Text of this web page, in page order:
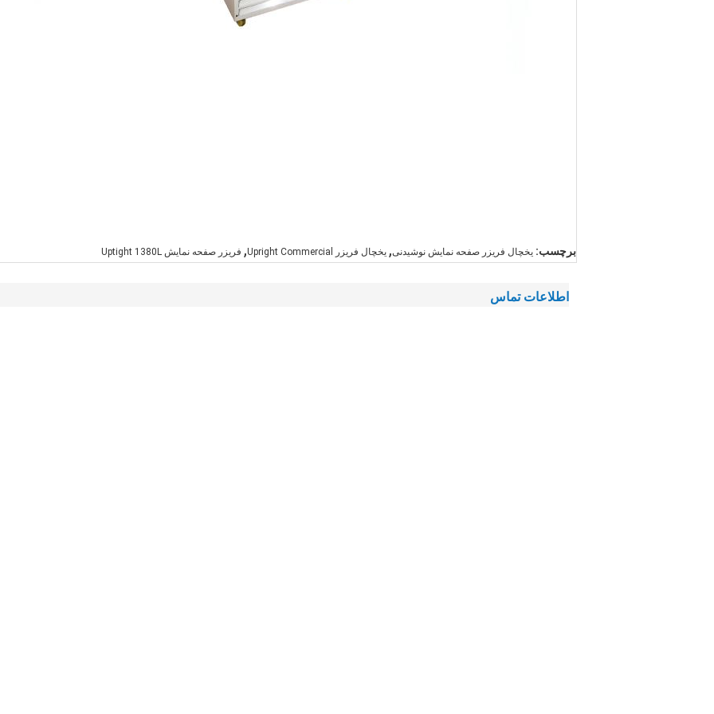
برچسب: یخچال فریزر صفحه نمایش نوشیدنی, یخچال فریزر Upright Commercial , فریزر صفحه نمایش Uptight 1380L
اطلاعات تماس